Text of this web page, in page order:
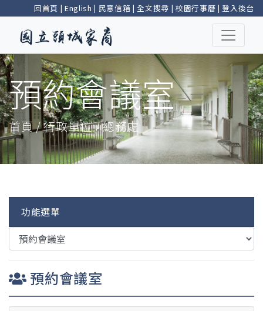
回首頁 | English | 民意信箱 |全文搜尋 | 校園行事曆 |登入後台
預約會議室
首頁 / 行政單位 / 總務處
功能選單
預約會議室